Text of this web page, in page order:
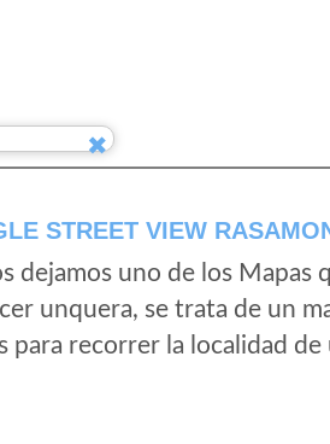
STREET VIEW
dejamos uno de los Mapas
unquera, se trata de un
para recorrer la localidad